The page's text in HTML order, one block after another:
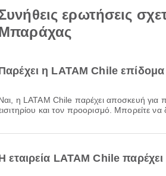
ερωτήσεις
η LATAM Chile
Αεροδρόμιο Μαδρίτης Μπαράχας. Οι λεπτομέρειες διαφέρουν ανάλογα με τον τύπο
και τον προορισμό. Μπορείτε
εταιρεία LATAM Chile